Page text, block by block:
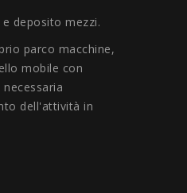
deposito mezzi.
parco macchine,
mobile con
dell'attività in